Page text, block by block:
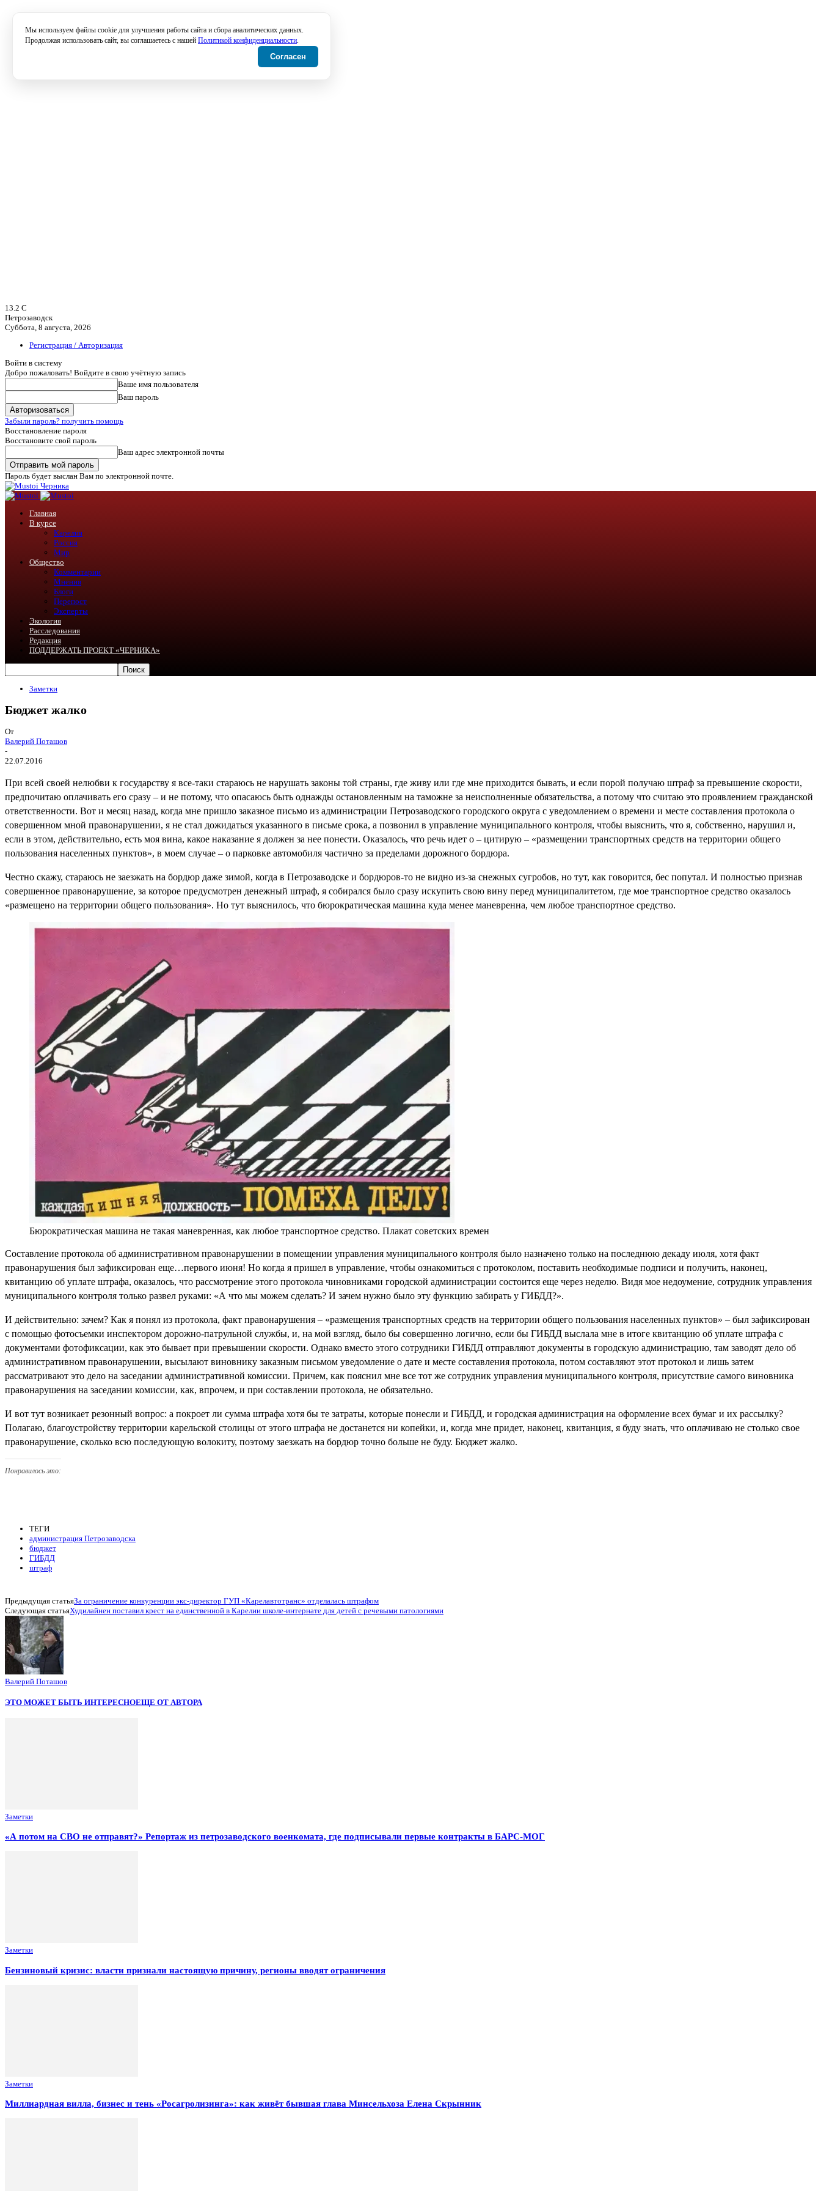
13.2 C
Петрозаводск
Суббота, 8 августа, 2026
Регистрация / Авторизация
Войти в систему
Добро пожаловать! Войдите в свою учётную запись
Ваше имя пользователя
Ваш пароль
Забыли пароль? получить помощь
Восстановление пароля
Восстановите свой пароль
Ваш адрес электронной почты
Пароль будет выслан Вам по электронной почте.
Черника
Главная
В курсе
Карелия
Россия
Мир
Общество
Комментарии
Мнения
Блоги
Перепост
Эксперты
Экология
Расследования
Редакция
ПОДДЕРЖАТЬ ПРОЕКТ «ЧЕРНИКА»
Заметки
Бюджет жалко
От
Валерий Поташов
-
22.07.2016
При всей своей нелюбви к государству я все-таки стараюсь не нарушать законы той страны, где живу или где мне приходится бывать, и если порой получаю штраф за превышение скорости,
предпочитаю оплачивать его сразу – и не потому, что опасаюсь быть однажды остановленным на таможне за неисполненные обязательства, а потому что считаю это проявлением гражданской
ответственности. Вот и месяц назад, когда мне пришло заказное письмо из администрации Петрозаводского городского округа с уведомлением о времени и месте составления протокола о
совершенном мной правонарушении, я не стал дожидаться указанного в письме срока, а позвонил в управление муниципального контроля, чтобы выяснить, что я, собственно, нарушил и,
если в этом, действительно, есть моя вина, какое наказание я должен за нее понести. Оказалось, что речь идет о – цитирую – «размещении транспортных средств на территории общего
пользования населенных пунктов», в моем случае – о парковке автомобиля частично за пределами дорожного бордюра.
Честно скажу, стараюсь не заезжать на бордюр даже зимой, когда в Петрозаводске и бордюров-то не видно из-за снежных сугробов, но тут, как говорится, бес попутал. И полностью признав
совершенное правонарушение, за которое предусмотрен денежный штраф, я собирался было сразу искупить свою вину перед муниципалитетом, где мое транспортное средство оказалось
«размещено на территории общего пользования». Но тут выяснилось, что бюрократическая машина куда менее маневренна, чем любое транспортное средство.
Бюрократическая машина не такая маневренная, как любое транспортное средство. Плакат советских времен
Составление протокола об административном правонарушении в помещении управления муниципального контроля было назначено только на последнюю декаду июля, хотя факт
правонарушения был зафиксирован еще…первого июня! Но когда я пришел в управление, чтобы ознакомиться с протоколом, поставить необходимые подписи и получить, наконец,
квитанцию об уплате штрафа, оказалось, что рассмотрение этого протокола чиновниками городской администрации состоится еще через неделю. Видя мое недоумение, сотрудник управления
муниципального контроля только развел руками: «А что мы можем сделать? И зачем нужно было эту функцию забирать у ГИБДД?».
И действительно: зачем? Как я понял из протокола, факт правонарушения – «размещения транспортных средств на территории общего пользования населенных пунктов» – был зафиксирован
с помощью фотосъемки инспектором дорожно-патрульной службы, и, на мой взгляд, было бы совершенно логично, если бы ГИБДД выслала мне в итоге квитанцию об уплате штрафа с
документами фотофиксации, как это бывает при превышении скорости. Однако вместо этого сотрудники ГИБДД отправляют документы в городскую администрацию, там заводят дело об
административном правонарушении, высылают виновнику заказным письмом уведомление о дате и месте составления протокола, потом составляют этот протокол и лишь затем
рассматривают это дело на заседании административной комиссии. Причем, как пояснил мне все тот же сотрудник управления муниципального контроля, присутствие самого виновника
правонарушения на заседании комиссии, как, впрочем, и при составлении протокола, не обязательно.
И вот тут возникает резонный вопрос: а покроет ли сумма штрафа хотя бы те затраты, которые понесли и ГИБДД, и городская администрация на оформление всех бумаг и их рассылку?
Полагаю, благоустройству территории карельской столицы от этого штрафа не достанется ни копейки, и, когда мне придет, наконец, квитанция, я буду знать, что оплачиваю не столько свое
правонарушение, сколько всю последующую волокиту, поэтому заезжать на бордюр точно больше не буду. Бюджет жалко.
Понравилось это:
ТЕГИ
администрация Петрозаводска
бюджет
ГИБДД
штраф
Предыдущая статьяЗа ограничение конкуренции экс-директор ГУП «Карелавтотранс» отделалась штрафом
Следующая статьяХудилайнен поставил крест на единственной в Карелии школе-интернате для детей с речевыми патологиями
Валерий Поташов
ЭТО МОЖЕТ БЫТЬ ИНТЕРЕСНОЕЩЕ ОТ АВТОРА
Заметки
«А потом на СВО не отправят?» Репортаж из петрозаводского военкомата, где подписывали первые контракты в БАРС-МОГ
Заметки
Бензиновый кризис: власти признали настоящую причину, регионы вводят ограничения
Заметки
Миллиардная вилла, бизнес и тень «Росагролизинга»: как живёт бывшая глава Минсельхоза Елена Скрынник
Мы используем файлы cookie для улучшения работы сайта и сбора аналитических данных.
Продолжая использовать сайт, вы соглашаетесь с нашей Политикой конфиденциальности.
Согласен